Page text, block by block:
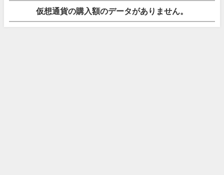
仮想通貨の購入額のデータがありません。